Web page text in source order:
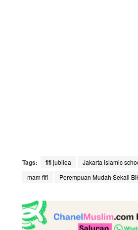
Tags: fifi jubilea Jakarta islamic
mam fifi
Perempuan Mudah Sekali